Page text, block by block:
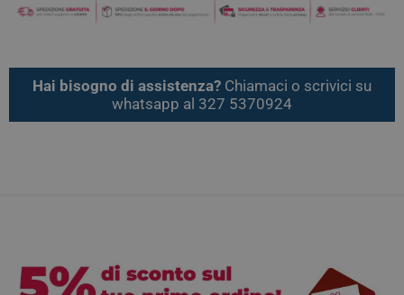
Hai bisogno di assistenza? Chiamaci o scrivici su
whatsapp al 327 5370924